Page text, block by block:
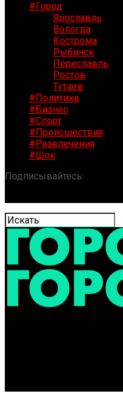
#Город
Ярославль
Вологда
Кострома
Рыбинск
Переславль
Ростов
Тутаев
#Политика
#Бизнес
#Спорт
#Происшествия
#Развлечения
#Шок
Подписывайтесь: